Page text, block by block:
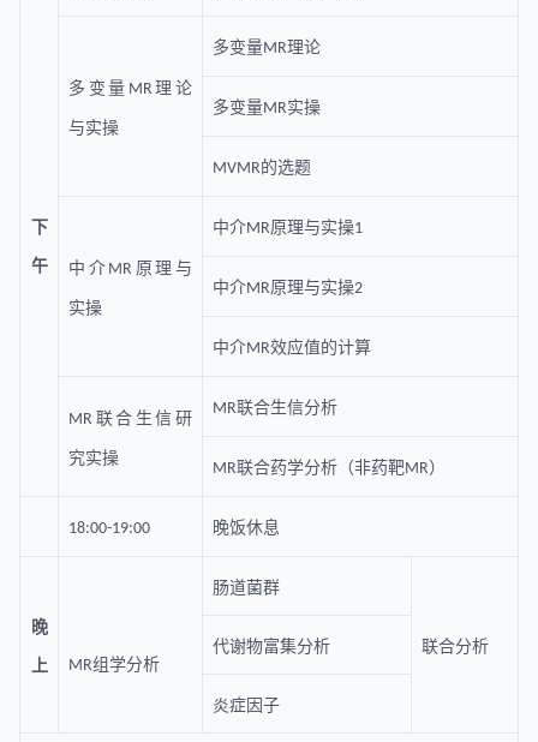
下
午
多变量 MR 理论
与实操
多变量MR理论
多变量MR实操
MVMR的选题
中介 MR 原理与
实操
中介MR原理与实操1
中介MR原理与实操2
中介MR效应值的计算
MR 联合生信研
究实操
MR联合生信分析
MR联合药学分析（非药靶MR）
18:00-19:00 晚饭休息
晚
上 MR组学分析
肠道菌群
联合分析
代谢物富集分析
炎症因子